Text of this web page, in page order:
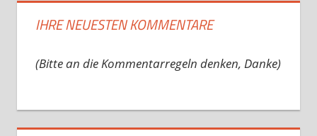
IHRE NEUESTEN KOMMENTARE
(Bitte an die Kommentarregeln denken, Danke)